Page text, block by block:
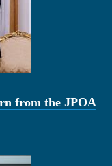
from the JPOA